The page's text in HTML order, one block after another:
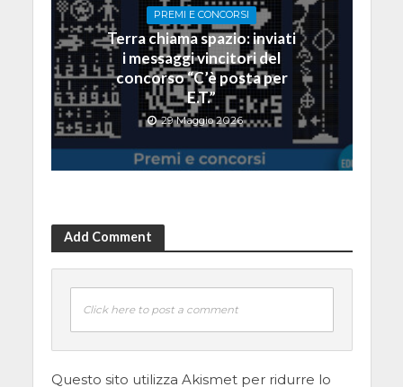
PREMI E CONCORSI
Terra chiama spazio: inviati
i messaggi vincitori del
concorso “C’è posta per
E.T.”
29 Maggio 2026
Add Comment
Click here to post a comment
Questo sito utilizza Akismet per ridurre lo